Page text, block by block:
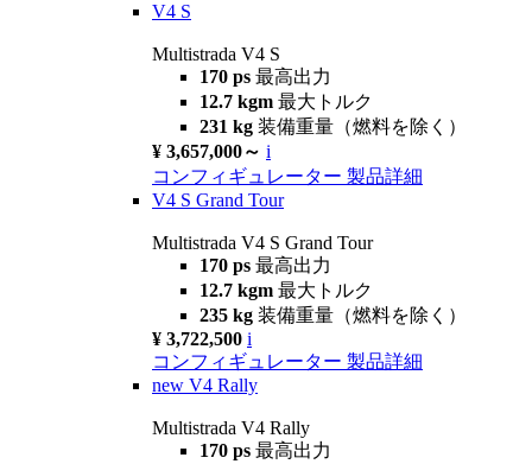
V4 S
Multistrada V4 S
170 ps 最高出力
12.7 kgm 最大トルク
231 kg 装備重量（燃料を除く）
¥ 3,657,000～ i
コンフィギュレーター 製品詳細
V4 S Grand Tour
Multistrada V4 S Grand Tour
170 ps 最高出力
12.7 kgm 最大トルク
235 kg 装備重量（燃料を除く）
¥ 3,722,500 i
コンフィギュレーター 製品詳細
new V4 Rally
Multistrada V4 Rally
170 ps 最高出力